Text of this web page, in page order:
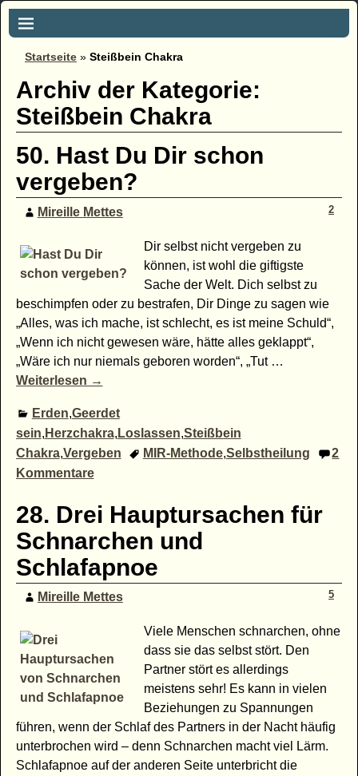
Startseite » Steißbein Chakra
Archiv der Kategorie:
Steißbein Chakra
50. Hast Du Dir schon
vergeben?
Mireille Mettes 2
Dir selbst nicht vergeben zu
können, ist wohl die giftigste
Sache der Welt. Dich selbst zu
beschimpfen oder zu bestrafen, Dir Dinge zu sagen wie
„Alles, was ich mache, ist schlecht, es ist meine Schuld“,
„Wenn ich nicht gewesen wäre, hätte alles geklappt“,
„Wäre ich nur niemals geboren worden“, „Tut …
Weiterlesen →
Erden,Geerdet
sein, Herzchakra, Loslassen,Steißbein
Chakra,Vergeben MIR-Methode,Selbstheilung
2
Kommentare
28. Drei Hauptursachen für
Schnarchen und
Schlafapnoe
Mireille Mettes 5
Viele Menschen schnarchen, ohne
dass sie das selbst stört. Den
Partner stört es allerdings
meistens sehr! Es kann in vielen
Beziehungen zu Spannungen
führen, wenn der Schlaf des Partners in der Nacht häufig
unterbrochen wird – denn Schnarchen macht viel Lärm.
Schlafapnoe auf der anderen Seite unterbricht die